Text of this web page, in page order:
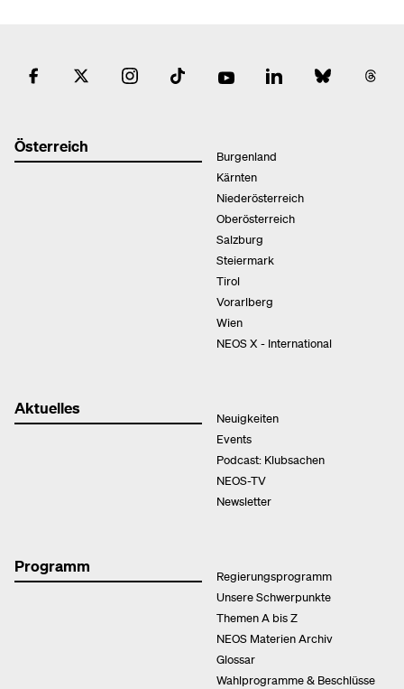
Österreich
Burgenland
Kärnten
Niederösterreich
Oberösterreich
Salzburg
Steiermark
Tirol
Vorarlberg
Wien
NEOS X - International
Aktuelles
Neuigkeiten
Events
Podcast: Klubsachen
NEOS-TV
Newsletter
Programm
Regierungsprogramm
Unsere Schwerpunkte
Themen A bis Z
NEOS Materien Archiv
Glossar
Wahlprogramme & Beschlüsse